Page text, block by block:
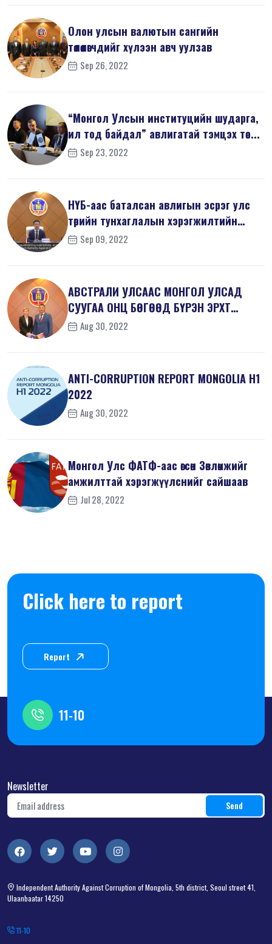
Олон улсын валютын сангийн
төлөөлөгчдийг хүлээн авч уулзав
Sep 26, 2022
“Монгол Улсын институцийн шударга,
ил тод байдал” авлигатай тэмцэх төс...
Sep 23, 2022
НҮБ-аас баталсан авлигын эсрэг улс
төрийн тунхаглалын хэрэгжилтийн
тал...Sep 09, 2022
АВСТРАЛИ УЛСААС МОНГОЛ УЛСАД
СУУГАА ОНЦ БӨГӨӨД БҮРЭН ЭРХТ
ЭЛЧИН САЙД Х...
Aug 30, 2022
ANTI-СORRUPTION REPORT MONGOLIA H1
2022
Aug 30, 2022
Монгол Улс ФАТФ-аас өгсөн Зөвлөмжийг
амжилттай хэрэгжүүлснийг сайшаав
Jul 28, 2022
Click here to report
Report
11-10
Newsletter
Independent Authority Against Corruption of Mongolia, 5th district, Seoul street 41,
Ulaanbaatar 14250
11-10